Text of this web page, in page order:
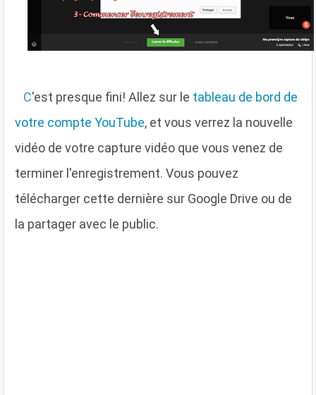
C'est presque fini! Allez sur le tableau de bord de
votre compte YouTube, et vous verrez la nouvelle
vidéo de votre capture vidéo que vous venez de
terminer l'enregistrement. Vous pouvez
télécharger cette dernière sur Google Drive ou de
la partager avec le public.